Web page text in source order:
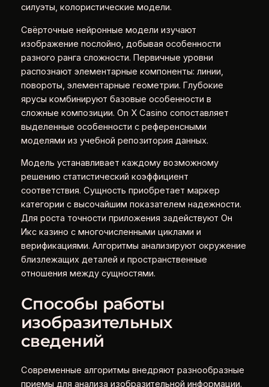
силуэты, колористические модели.
Свёрточные нейронные модели изучают
изображение послойно, добывая особенности
разного ранга сложности. Первичные уровни
распознают элементарные компоненты: линии,
повороты, элементарные геометрии. Глубокие
ярусы комбинируют базовые особенности в
сложные композиции. On X Casino сопоставляет
выделенные особенности с референсными
моделями из учебной репозитория данных.
Модель устанавливает каждому возможному
решению статистический коэффициент
соответствия. Сущность приобретает маркер
категории с высочайшим показателем надежности.
Для роста точности приложения задействуют Он
Икс казино с многочисленными циклами и
верификациями. Алгоритмы анализируют окружение
близлежащих деталей и пространственные
отношения между сущностями.
Способы работы
изобразительных
сведений
Современные алгоритмы внедряют разнообразные
приемы для анализа изобразительной информации.